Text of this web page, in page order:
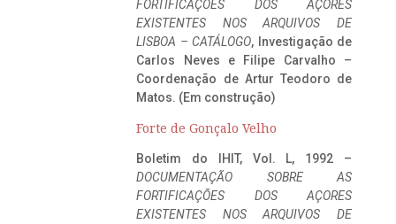
FORTIFICAÇÕES DOS AÇORES
EXISTENTES NOS ARQUIVOS DE
LISBOA – CATÁLOGO, Investigação de
Carlos Neves e Filipe Carvalho –
Coordenação de Artur Teodoro de
Matos. (Em construção)
Forte de Gonçalo Velho
Boletim do IHIT, Vol. L, 1992 –
DOCUMENTAÇÃO SOBRE AS
FORTIFICAÇÕES DOS AÇORES
EXISTENTES NOS ARQUIVOS DE